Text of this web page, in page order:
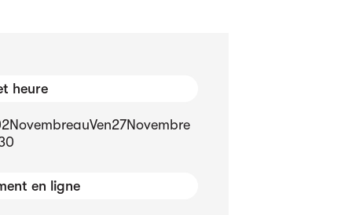
heure
NovembreauVen27Novembre
en ligne